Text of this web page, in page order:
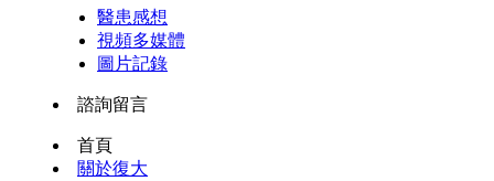
醫患感想
視頻多媒體
圖片記錄
諮詢留言
首頁
關於復大